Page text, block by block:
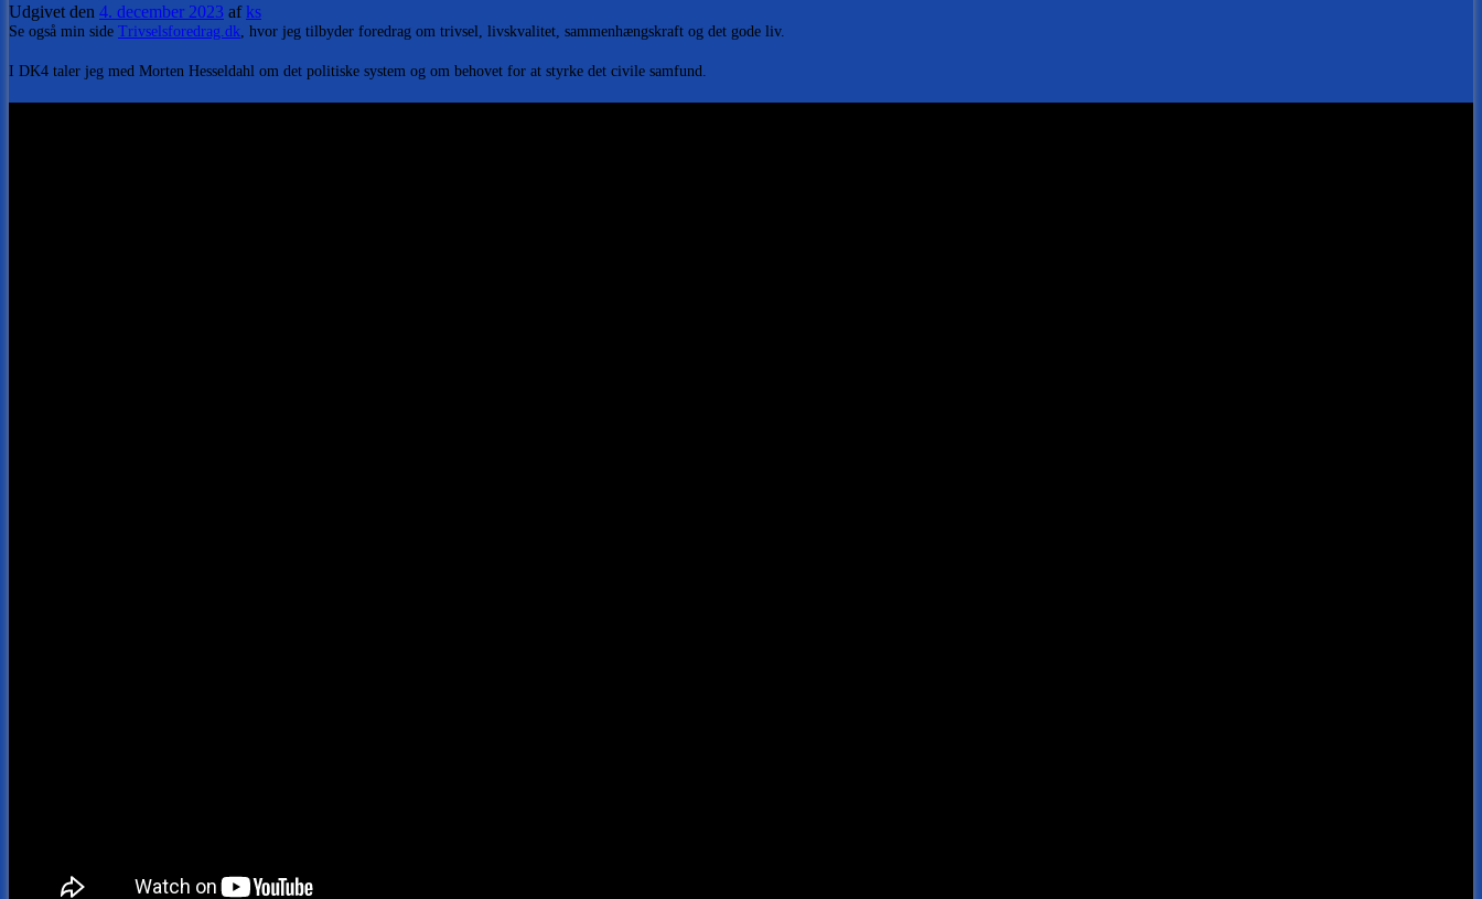
Udgivet den 4. december 2023 af ks
Se også min side Trivselsforedrag.dk , hvor jeg tilbyder foredrag om trivsel, livskvalitet, sammenhængskraft og det gode liv.
I DK4 taler jeg med Morten Hesseldahl om det politiske system og om behovet for at styrke det civile samfund.